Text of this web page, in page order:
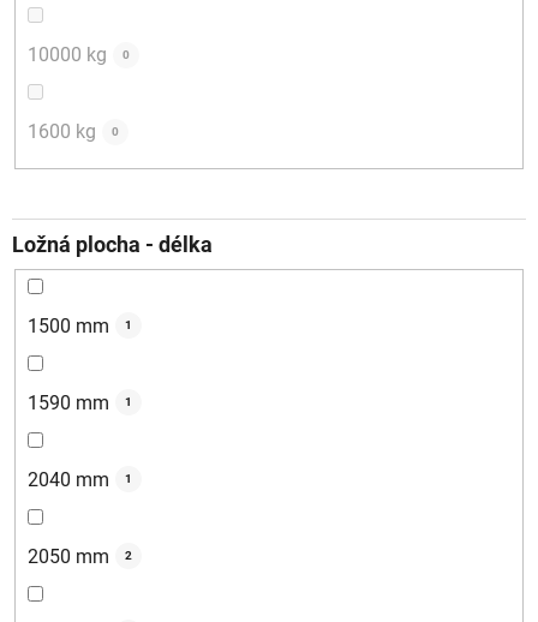
10000 kg 0
1600 kg 0
Ložná plocha - délka
1500 mm 1
1590 mm 1
2040 mm 1
2050 mm 2